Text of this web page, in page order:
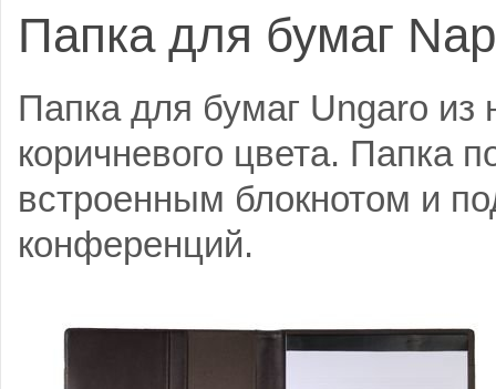
Папка для бумаг
Папка для бумаг Ungaro из
коричневого цвета. Папка
встроенным блокнотом и
конференций.